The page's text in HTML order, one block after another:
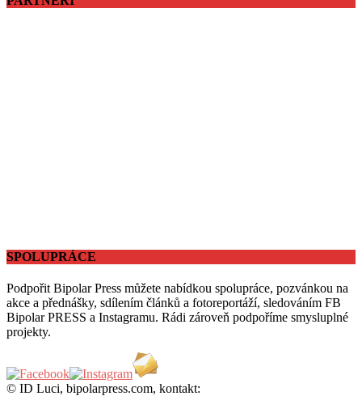
SPOLUPRÁCE
Podpořit Bipolar Press můžete nabídkou spolupráce, pozvánkou na
akce a přednášky, sdílením článků a fotoreportáží, sledováním FB
Bipolar PRESS a Instagramu. Rádi zároveň podpoříme smysluplné
projekty.
© ID Luci, bipolarpress.com, kontakt: